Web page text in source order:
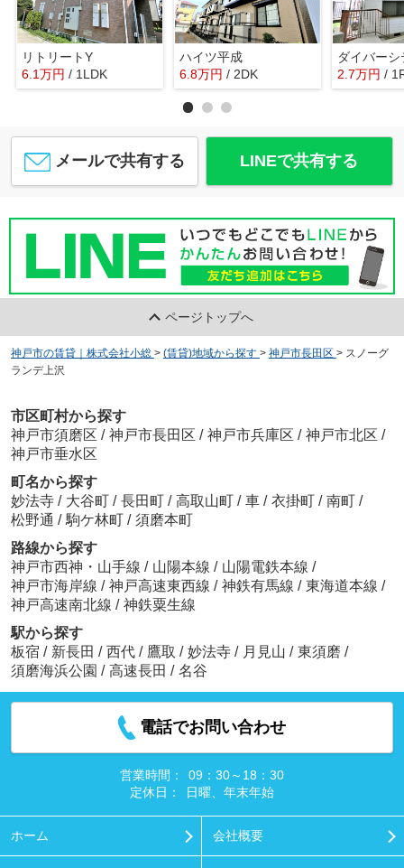
リトリートY
6.1万円 / 1LDK
ハイツ平成
6.8万円 / 2DK 2.7万円 /
メールで共有する LINEで共有する
ページトップへ
神戸市の賃貸｜株式会社小総 > (賃貸)地域から探す > 神戸市長田区 > スノーグ
ランデ上沢
市区町村から探す
神戸市須磨区 / 神戸市長田区 / 神戸市兵庫区 / 神戸市北区 /
神戸市垂水区
町名から探す
妙法寺 / 大谷町 / 長田町 / 高取山町 / 車 / 衣掛町 / 南町 /
松野通 / 駒ケ林町 / 須磨本町
路線から探す
神戸市西神・山手線 / 山陽本線 / 山陽電鉄本線 /
神戸市海岸線 / 神戸高速東西線 / 神鉄有馬線 / 東海道本線 /
神戸高速南北線 / 神鉄粟生線
駅から探す
板宿 / 新長田 / 西代 / 鷹取 / 妙法寺 / 月見山 / 東須磨 /
須磨海浜公園 / 高速長田 / 名谷
電話でお問い合わせ
営業時間：
09：30～18：30
定休日：
日曜、年末年始
ホーム 会社概要